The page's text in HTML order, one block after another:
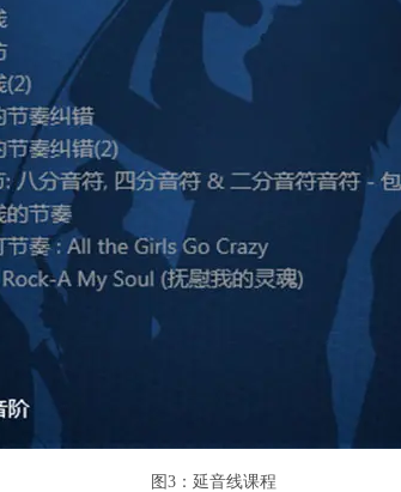
图3：延音线课程